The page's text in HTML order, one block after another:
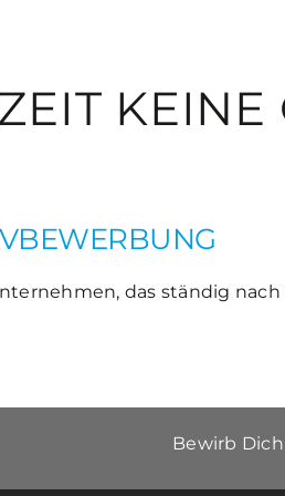
KEINE
das ständig
Bewirb